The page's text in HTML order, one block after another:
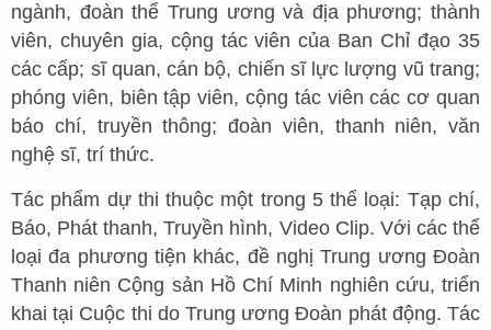
ngành, đoàn thể Trung ương và địa phương; thành
viên, chuyên gia, cộng tác viên của Ban Chỉ đạo 35
các cấp; sĩ quan, cán bộ, chiến sĩ lực lượng vũ trang;
phóng viên, biên tập viên, cộng tác viên các cơ quan
báo chí, truyền thông; đoàn viên, thanh niên, văn
nghệ sĩ, trí thức.
Tác phẩm dự thi thuộc một trong 5 thể loại: Tạp chí,
Báo, Phát thanh, Truyền hình, Video Clip. Với các thể
loại đa phương tiện khác, đề nghị Trung ương Đoàn
Thanh niên Cộng sản Hồ Chí Minh nghiên cứu, triển
khai tại Cuộc thi do Trung ương Đoàn phát động. Tác